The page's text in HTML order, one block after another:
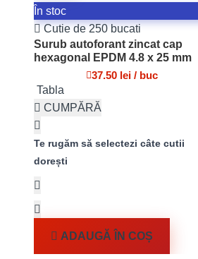
În stoc
Cutie de 250 bucati
Surub autoforant zincat cap
hexagonal EPDM 4.8 x 25 mm
37.50 lei / buc
Tabla
CUMPĂRĂ
Te rugăm să selectezi câte cutii
dorești
ADAUGĂ ÎN COȘ